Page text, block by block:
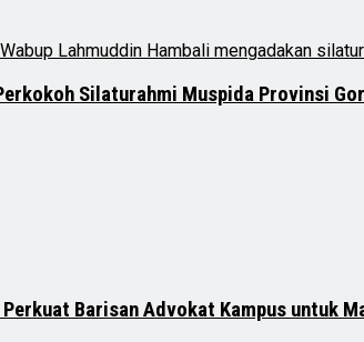
Silaturahmi Muspida Provinsi
Perkuat Barisan Advokat Kampus untuk